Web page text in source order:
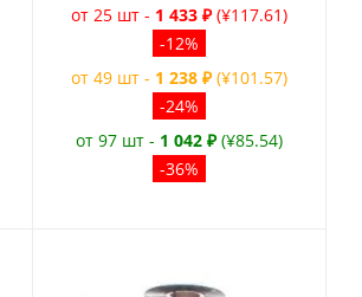
от 25 шт - 1 433 ₽ (¥117.61)
-12%
от 49 шт - 1 238 ₽ (¥101.57)
-24%
от 97 шт - 1 042 ₽ (¥85.54)
-36%